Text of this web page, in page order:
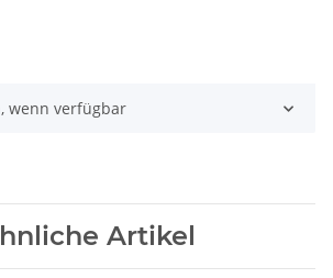
wenn verfügbar
Artikel